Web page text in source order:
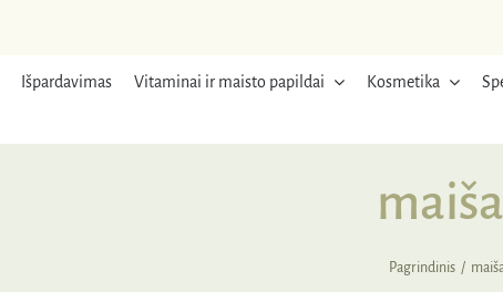
Išpardavimas Vitaminai ir maisto papildai Kosmetika
Pagrindinis